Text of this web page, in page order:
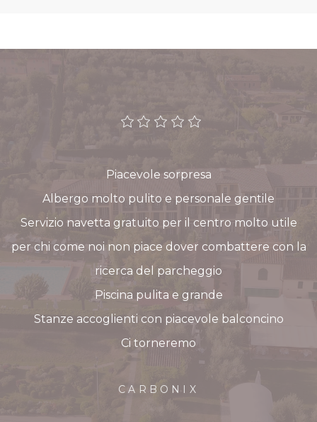
Piacevole sorpresa
Albergo molto pulito e personale gentile
Servizio navetta gratuito per il centro molto utile
per chi come noi non piace dover combattere con la
ricerca del parcheggio
Piscina pulita e grande
Stanze accoglienti con piacevole balconcino
Ci torneremo
CARBONIX